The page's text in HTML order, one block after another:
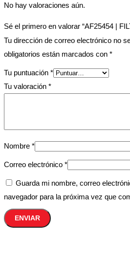
No hay valoraciones aún.
Sé el primero en valorar “AF25454 |
Tu dirección de correo electrónico no
obligatorios están marcados con *
Tu puntuación *
Tu valoración *
Nombre *
Correo electrónico *
Guarda mi nombre, correo
navegador para la próxima vez que